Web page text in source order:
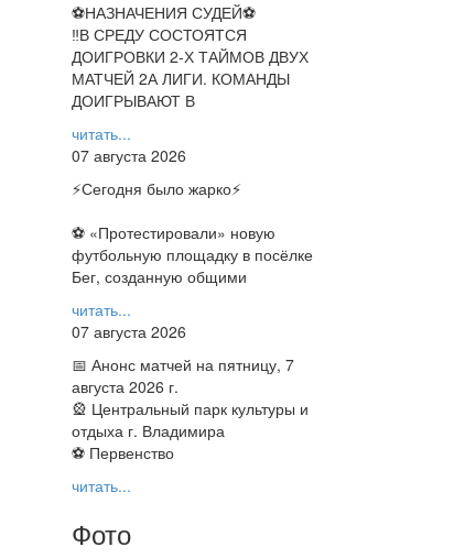
⚽НАЗНАЧЕНИЯ СУДЕЙ⚽
‼В СРЕДУ СОСТОЯТСЯ
ДОИГРОВКИ 2-Х ТАЙМОВ ДВУХ
МАТЧЕЙ 2А ЛИГИ. КОМАНДЫ
ДОИГРЫВАЮТ В
читать...
07 августа 2026
⚡️Сегодня было жарко⚡️
⚽ ️«Протестировали» новую
футбольную площадку в посёлке
Бег, созданную общими
читать...
07 августа 2026
📅 Анонс матчей на пятницу, 7
августа 2026 г.
🎡 Центральный парк культуры и
отдыха г. Владимира
⚽ Первенство
читать...
Фото